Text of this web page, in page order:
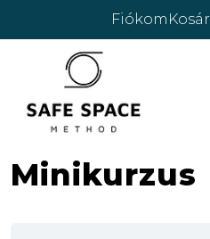
Skip to main content
Fiókom Kosár
Minikurzus